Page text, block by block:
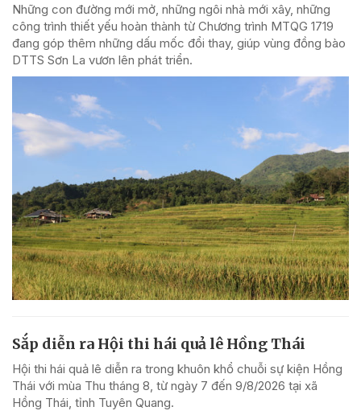
Những con đường mới mở, những ngôi nhà mới xây, những
công trình thiết yếu hoàn thành từ Chương trình MTQG 1719
đang góp thêm những dấu mốc đổi thay, giúp vùng đồng bào
DTTS Sơn La vươn lên phát triển.
Sắp diễn ra Hội thi hái quả lê Hồng Thái
Hội thi hái quả lê diễn ra trong khuôn khổ chuỗi sự kiện Hồng
Thái với mùa Thu tháng 8, từ ngày 7 đến 9/8/2026 tại xã
Hồng Thái, tỉnh Tuyên Quang.